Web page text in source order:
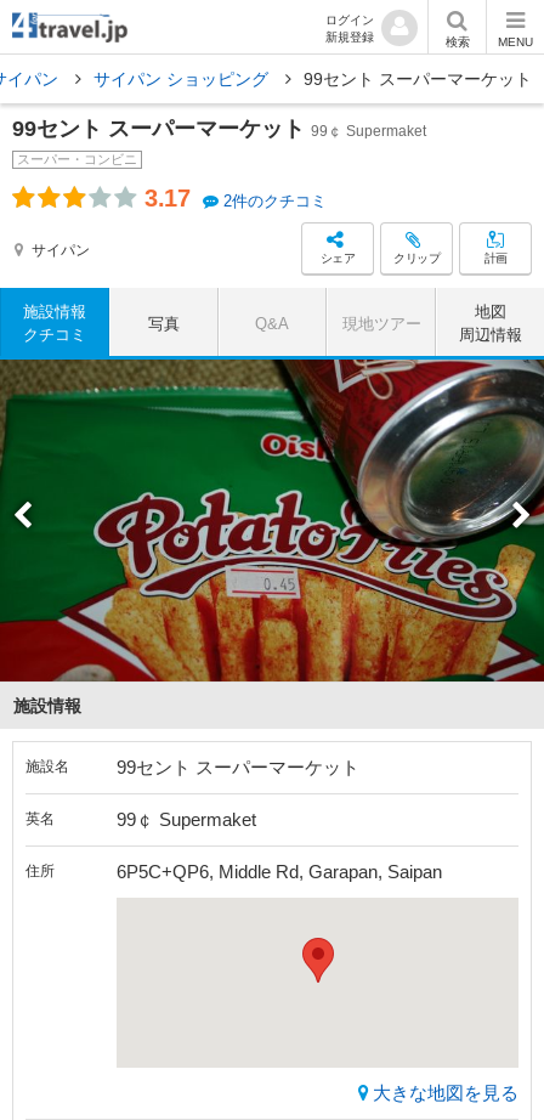
ログイン
新規登録
検索 MENU
イパン サイパン ショッピング 99セント スーパーマーケット
99セント スーパーマーケット 99￠ Supermaket
スーパー・コンビニ
3.17 2件のクチコミ
サイパン シェア クリップ 計画
施設情報
クチコミ
写真 Q&A 現地ツアー
地図
周辺情報
施設情報
施設名 99セント スーパーマーケット
英名 99￠ Supermaket
住所 6P5C+QP6, Middle Rd, Garapan, Saipan
大きな地図を見る